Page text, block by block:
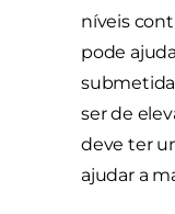
níveis
pode
submetida
ser de
deve ter
ajudar a